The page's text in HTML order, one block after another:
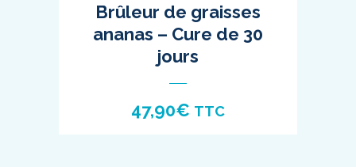
Brûleur de graisses
ananas – Cure de 30
jours
47,90€ TTC